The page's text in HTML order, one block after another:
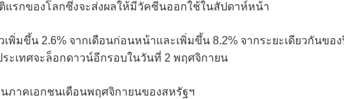
แรกของโลกซึ่งจะส่งผลให้มีวัคซีนออกใช้ในสัปดาห์หน้า
พิ่มขึ้น 2.6% จากเดือนก่อนหน้าและเพิ่มขึ้น 8.2% จากระยะเดียวกันขอ
ะเทศจะล็อกดาวน์อีกรอบในวันที่ 2 พฤศจิกายน
ภาคเอกชนเดือนพฤศจิกายนของสหรัฐฯ